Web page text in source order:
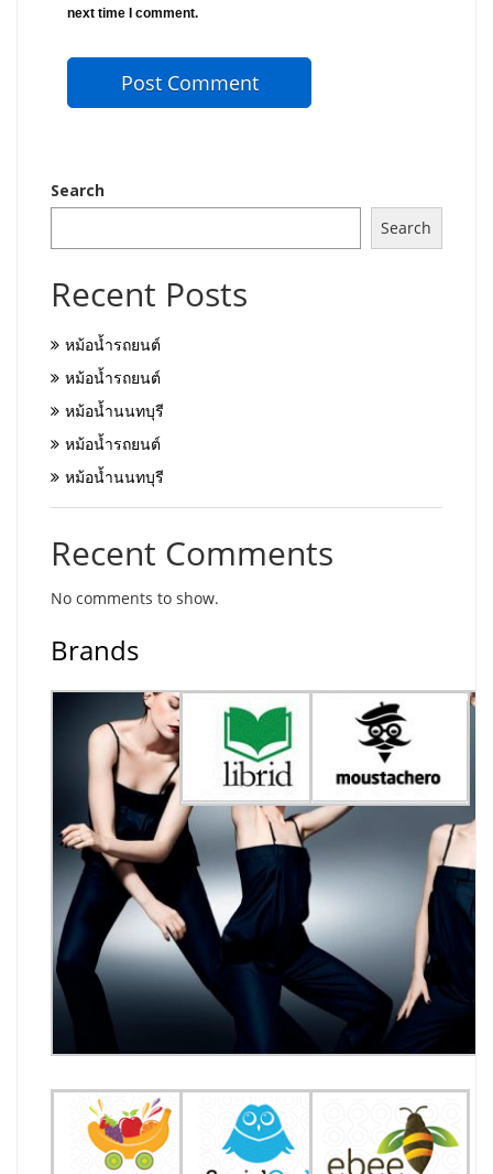
next time I comment.
Search
Search
Recent Posts
หม้อน้ำรถยนต์
หม้อน้ำรถยนต์
หม้อน้ำนนทบุรี
หม้อน้ำรถยนต์
หม้อน้ำนนทบุรี
Recent Comments
No comments to show.
Brands